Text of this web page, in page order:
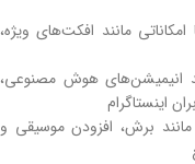
مانند افکت‌های ویژه،
انیمیشن‌های هوش مصنوعی،
اینستاگرام
مانند برش، افزودن موسیقی و